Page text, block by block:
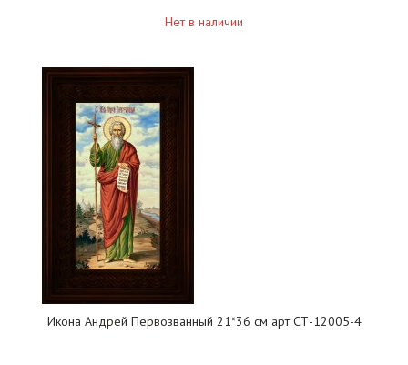
Нет в наличии
Икона Андрей Первозванный 21*36 см арт СТ-12005-4